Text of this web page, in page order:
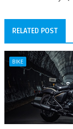
RELATED POST
BIKE